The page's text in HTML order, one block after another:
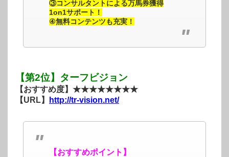
③コンサルタントによる万馬券獲得
1on1サポート！
④無料コンテンツも充実！
【第2位】ターフビジョン
【おすすめ度】★★★★★★★★
【URL】
http://tr-vision.net/
【おすすめポイント】